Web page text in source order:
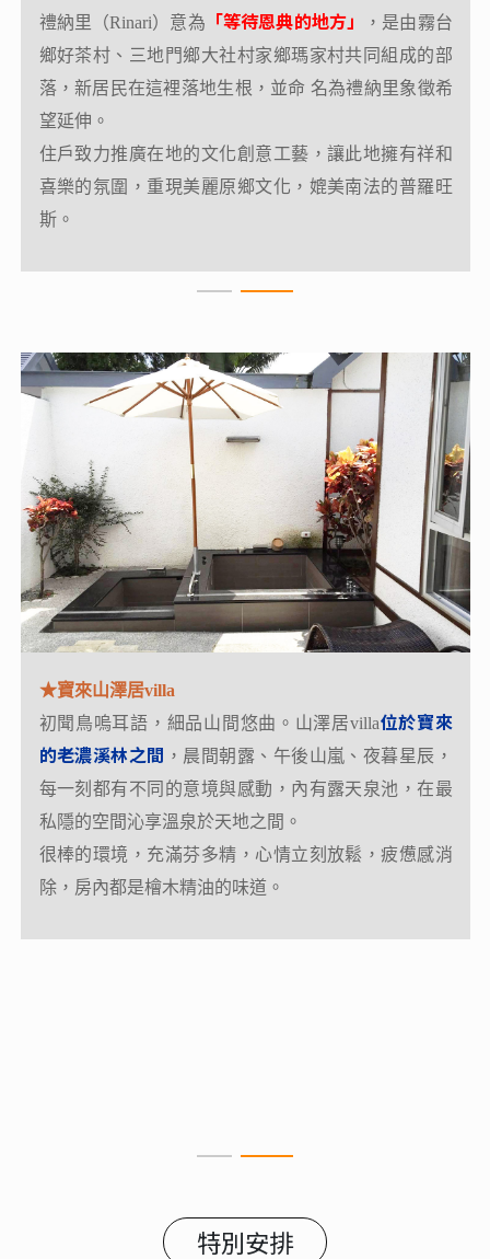
禮納里（Rinari）意為
「等待恩典的地方」
，是由霧台
鄉好茶村、三地門鄉大社村家鄉瑪家村共同組成的部
落，新居民在這裡落地生根，並命 名為禮納里象徵希
望延伸。
住戶致力推廣在地的文化創意工藝，讓此地擁有祥和
喜樂的氛圍，重現美麗原鄉文化，媲美南法的普羅旺
斯。
位於霧鹿國小後方古砲台公園內，置放的
兩門古砲為1
903年俄國製造，在日俄戰爭中，被日本擄獲此後轉
運來台灣，為日本殖民統治台灣當局迫害布農族原住
民的鐵證之一。
現今砲台公園景色宜人，適合賞景、踏青是悠遊半日
時光的好去處。
★寶來山澤居villa
初聞鳥嗚耳語，細品山間悠曲。山澤居villa位於寶來
的老濃溪林之間 ，晨間朝露、午後山嵐、夜暮星辰，
每一刻都有不同的意境與感動，內有露天泉池，在最
私隱的空間沁享溫泉於天地之間。
很棒的環境，充滿芬多精，心情立刻放鬆，疲憊感消
除，房內都是檜木精油的味道。
★天龍溫泉飯店
位在花東縱谷裙擺下，緊鄰天龍吊橋，依傍霧鹿峽
谷；在著斷崖雲霧、涓涓溪流、檜林扶疏的美景相
擁。
沒有吵雜的人聲，唯一有的是潺潺流水聲和青綠的山
景，充滿悠靜清新的氣息，這裡除了簡單舒適的環境
外，淡雅簡潔的原住民風格空間，讓您在自然的環境
特別安排